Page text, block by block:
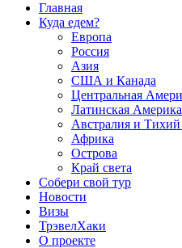
Главная
Куда едем?
Европа
Россия
Азия
США и Канада
Центральная
Латинская Америка
Австралия и Тихий
Африка
Острова
Край света
Собери свой тур
Новости
Визы
ТрэвелХаки
О проекте